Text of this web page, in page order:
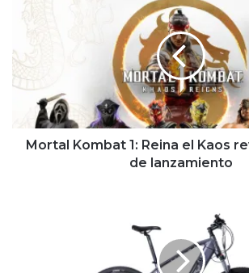
Kombat
el
Kaos revela
su
tráiler
de
lanzamiento
Mortal Kombat 1: Reina el Kaos
de lanzamiento